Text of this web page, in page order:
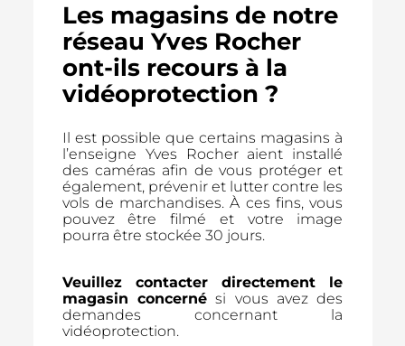
Les magasins de notre
réseau Yves Rocher
ont-ils recours à la
vidéoprotection ?
Il est possible que certains magasins à
l’enseigne Yves Rocher aient installé
des caméras afin de vous protéger et
également, prévenir et lutter contre les
vols de marchandises. À ces fins, vous
pouvez être filmé et votre image
pourra être stockée 30 jours.
Veuillez contacter directement le
magasin concerné si vous avez des
demandes concernant la
vidéoprotection.